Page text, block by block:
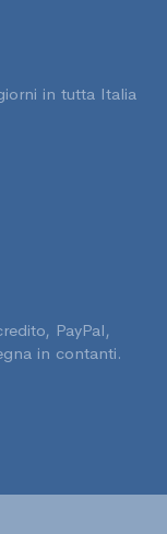
in tutta Italia
PayPal,
in contanti.